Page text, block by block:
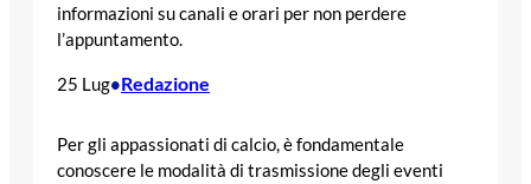
informazioni su canali e orari per non perdere
l’appuntamento.
25 Lug•Redazione
Per gli appassionati di calcio, è fondamentale
conoscere le modalità di trasmissione degli eventi